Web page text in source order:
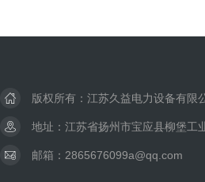
版权所有：江苏久益电力设备有限
地址：江苏省扬州市宝应县柳堡工
邮箱：2865676099a@qq.com